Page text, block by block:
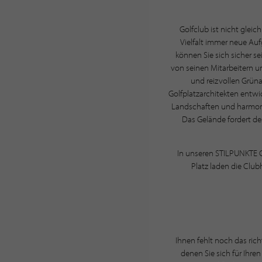
Golfclub ist nicht
Vielfalt immer neue
können Sie sich sicher
von seinen Mitarbeitern
und reizvollen
Golfplatzarchitekten
Landschaften und
Das Gelände fordert
In unseren
Platz laden die
Ihnen fehlt noch das
denen Sie sich für